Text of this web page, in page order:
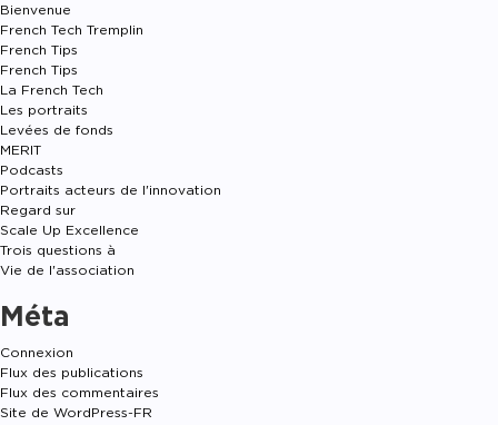
Bienvenue
French Tech Tremplin
French Tips
French Tips
La French Tech
Les portraits
Levées de fonds
MERIT
Podcasts
Portraits acteurs de l'innovation
Regard sur
Scale Up Excellence
Trois questions à
Vie de l'association
Méta
Connexion
Flux des publications
Flux des commentaires
Site de WordPress-FR